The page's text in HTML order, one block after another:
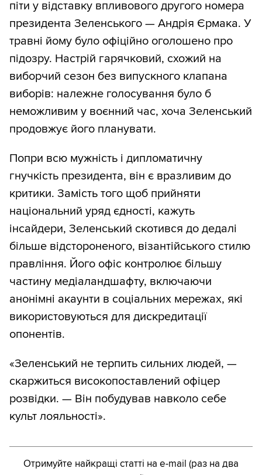
піти у відставку впливового другого номера
президента Зеленського — Андрія Єрмака. У
травні йому було офіційно оголошено про
підозру. Настрій гарячковий, схожий на
виборчий сезон без випускного клапана
виборів: належне голосування було б
неможливим у воєнний час, хоча Зеленський
продовжує його планувати.
Попри всю мужність і дипломатичну
гнучкість президента, він є вразливим до
критики. Замість того щоб прийняти
національний уряд єдності, кажуть
інсайдери, Зеленський скотився до дедалі
більше відстороненого, візантійського стилю
правління. Його офіс контролює більшу
частину медіаландшафту, включаючи
анонімні акаунти в соціальних мережах, які
використовуються для дискредитації
опонентів.
«Зеленський не терпить сильних людей, —
скаржиться високопоставлений офіцер
розвідки. — Він побудував навколо себе
культ лояльності».
Отримуйте найкращі статті на e-mail (раз на два